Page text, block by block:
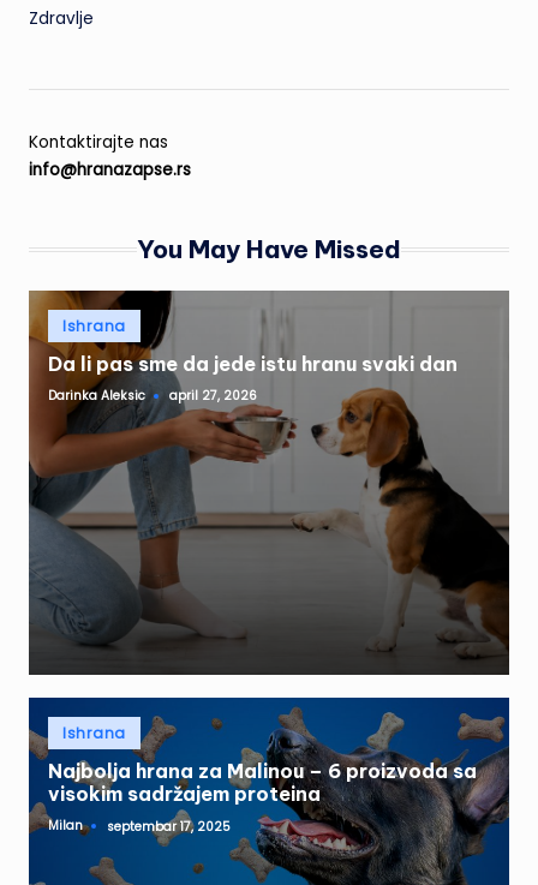
Zdravlje
Kontaktirajte nas
info@hranazapse.rs
You May Have Missed
Posted
inIshrana
Da li pas sme da jede istu hranu svaki dan
Posted
Darinka Aleksic april 27, 2026
Posted
inIshrana
Najbolja hrana za Malinou – 6 proizvoda sa
visokim sadržajem proteina
Posted
Milan septembar 17, 2025